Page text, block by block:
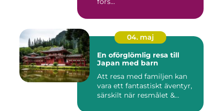
04. maj
En oförglömlig resa till
Japan med barn
Att resa med familjen kan
vara ett fantastiskt äventyr,
särskilt när resmålet &...